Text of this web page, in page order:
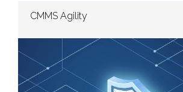
CMMS Agility